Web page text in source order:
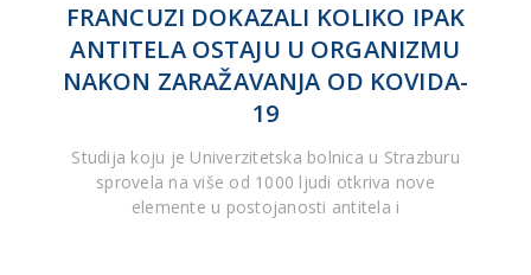
FRANCUZI DOKAZALI KOLIKO IPAK
ANTITELA OSTAJU U ORGANIZMU
NAKON ZARAŽAVANJA OD KOVIDA-
19
Studija koju je Univerzitetska bolnica u Strazburu
sprovela na više od 1000 ljudi otkriva nove
elemente u postojanosti antitela i